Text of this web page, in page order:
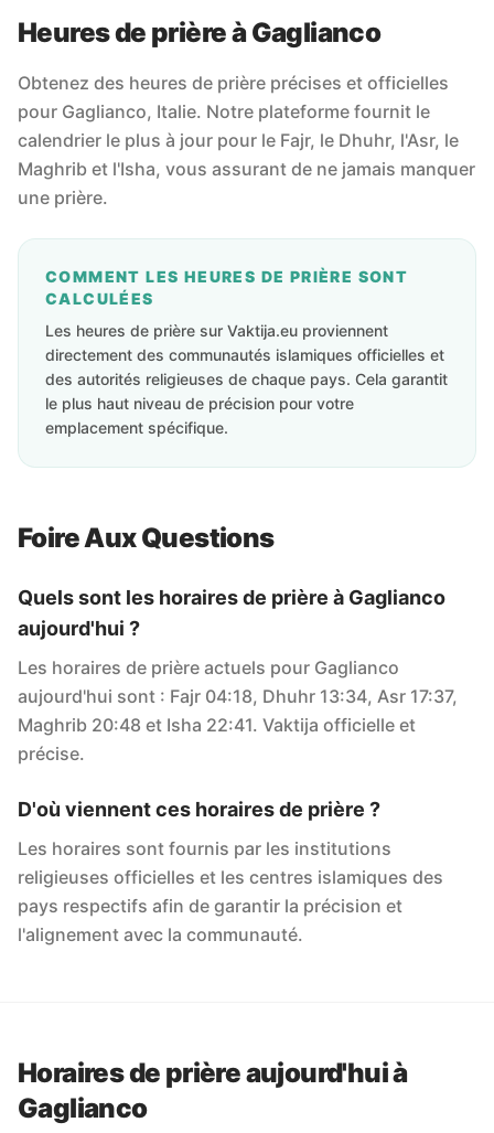
Heures de prière à Gaglianco
Obtenez des heures de prière précises et officielles
pour Gaglianco, Italie. Notre plateforme fournit le
calendrier le plus à jour pour le Fajr, le Dhuhr, l'Asr, le
Maghrib et l'Isha, vous assurant de ne jamais manquer
une prière.
COMMENT LES HEURES DE PRIÈRE SONT
CALCULÉES
Les heures de prière sur Vaktija.eu proviennent
directement des communautés islamiques officielles et
des autorités religieuses de chaque pays. Cela garantit
le plus haut niveau de précision pour votre
emplacement spécifique.
Foire Aux Questions
Quels sont les horaires de prière à Gaglianco
aujourd'hui ?
Les horaires de prière actuels pour Gaglianco
aujourd'hui sont : Fajr 04:18, Dhuhr 13:34, Asr 17:37,
Maghrib 20:48 et Isha 22:41. Vaktija officielle et
précise.
D'où viennent ces horaires de prière ?
Les horaires sont fournis par les institutions
religieuses officielles et les centres islamiques des
pays respectifs afin de garantir la précision et
l'alignement avec la communauté.
Horaires de prière aujourd'hui à
Gaglianco